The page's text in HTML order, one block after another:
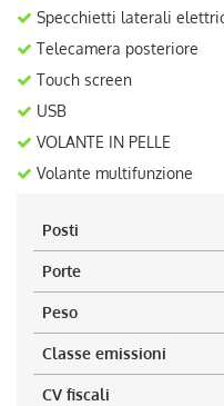
Specchietti laterali
Telecamera posteriore
Touch screen
USB
VOLANTE IN PELLE
Volante multifunzione
Posti
Porte
Peso
Classe emissioni
CV fiscali